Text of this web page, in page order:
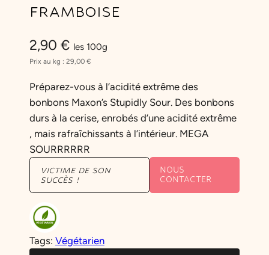
FRAMBOISE
2,90 € les 100g
Prix au kg : 29,00 €
Préparez-vous à l’acidité extrême des
bonbons Maxon’s Stupidly Sour. Des bonbons
durs à la cerise, enrobés d’une acidité extrême
, mais rafraîchissants à l’intérieur. MEGA
SOURRRRRR
VICTIME DE SON
SUCCÈS !
NOUS
CONTACTER
Tags: Végétarien